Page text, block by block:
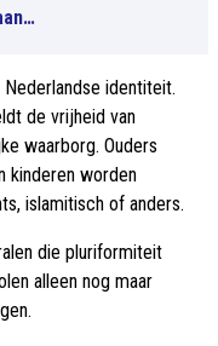
identiteit.
de vrijheid van
waarborg. Ouders
kinderen worden
islamitisch of anders.
die pluriformiteit
alleen nog maar